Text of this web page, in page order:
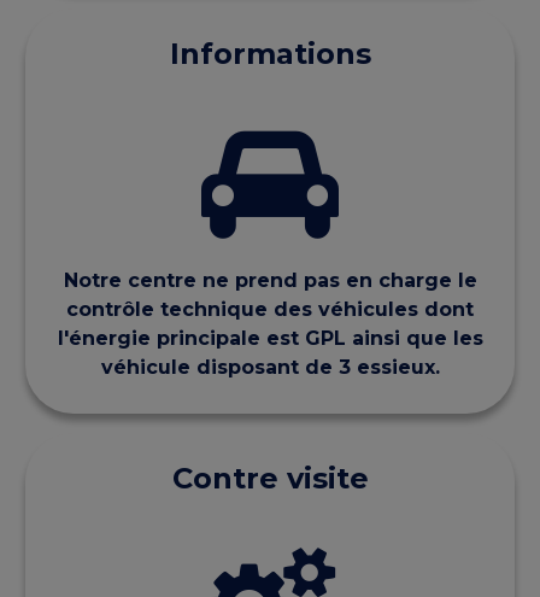
Informations
Notre centre ne prend pas en charge le
contrôle technique des véhicules dont
l'énergie principale est GPL ainsi que les
véhicule disposant de 3 essieux.
Contre visite